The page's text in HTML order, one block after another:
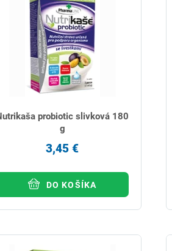
probiotic slivková 180
g
3,45 €
DO KOŠÍKA